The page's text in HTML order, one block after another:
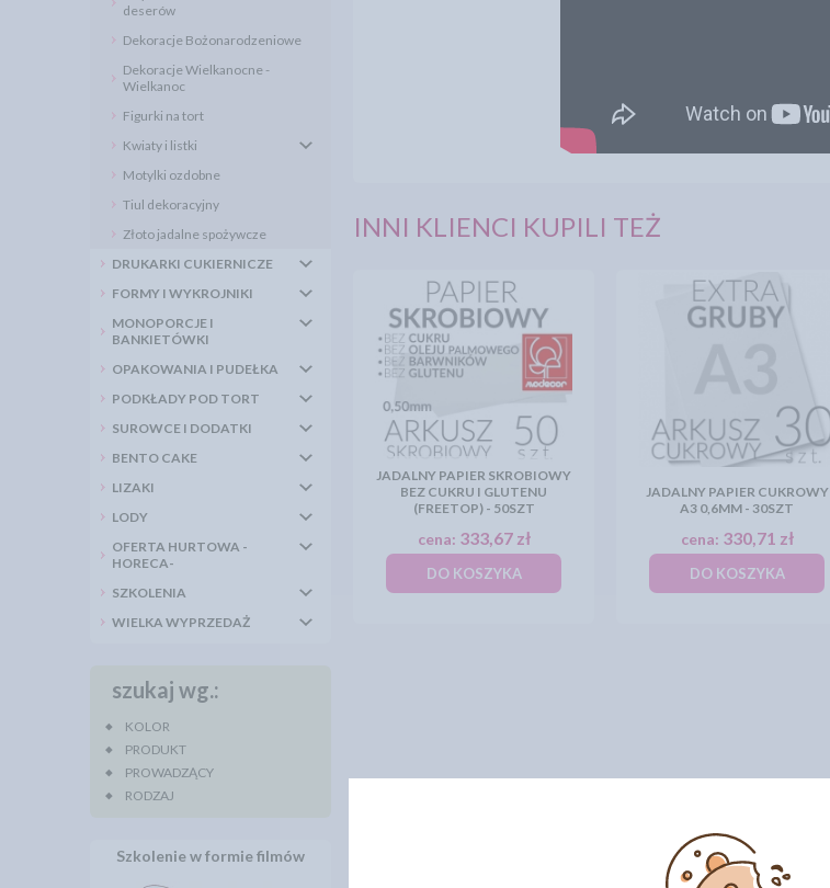
deserów
Dekoracje Bożonarodzeniowe
Dekoracje Wielkanocne -
Wielkanoc
Figurki na tort
Kwiaty i listki
Motylki ozdobne
Tiul dekoracyjny
Złoto jadalne spożywcze
DRUKARKI CUKIERNICZE
FORMY I WYKROJNIKI
MONOPORCJE I
BANKIETÓWKI
OPAKOWANIA I PUDEŁKA
PODKŁADY POD TORT
SUROWCE I DODATKI
BENTO CAKE
LIZAKI
LODY
OFERTA HURTOWA -
HORECA-
SZKOLENIA
WIELKA WYPRZEDAŻ
szukaj wg.:
KOLOR
PRODUKT
PROWADZĄCY
RODZAJ
Szkolenie w formie filmów
INNI KLIENCI KUPILI TEŻ
JADALNY PAPIER SKROBIOWY
BEZ CUKRU I GLUTENU
(FREETOP) - 50SZT
cena: 333,67 zł
DO KOSZYKA
JADALNY PAPIER CUKROWY
A3 0,6MM - 30SZT
cena: 330,71 zł
DO KOSZYKA